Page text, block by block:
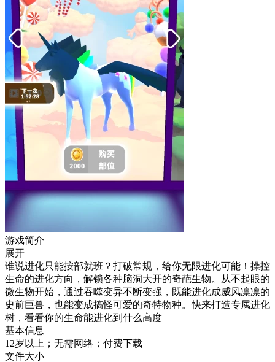
游戏简介
展开
谁说进化只能按部就班？打破常规，给你无限进化可能！操控
生命的进化方向，解锁各种脑洞大开的奇葩生物。从不起眼的
微生物开始，通过吞噬变异不断变强，既能进化成威风凛凛的
史前巨兽，也能变成搞怪可爱的奇特物种。快来打造专属进化
树，看看你的生命能进化到什么高度
基本信息
12岁以上；无需网络；付费下载
文件大小